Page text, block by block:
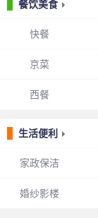
餐饮美食
快餐
京菜
西餐
生活便利
家政保洁
婚纱影楼